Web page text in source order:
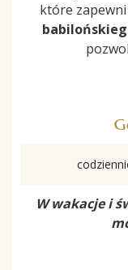
które
W wakacje i